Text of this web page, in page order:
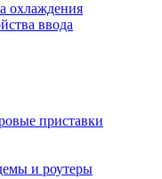
охлаждения
ввода
приставки
и роутеры